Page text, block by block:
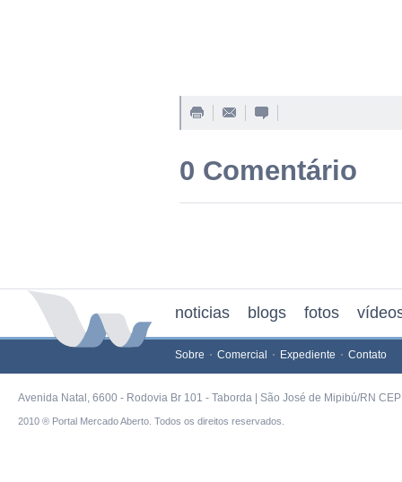
0 Comentário
noticias blogs fotos
Sobre Comercial Expediente Contato
Avenida Natal, 6600 - Rodovia Br 101 - Taborda | São José de Mipibú/RN
2010 ® Portal Mercado Aberto. Todos os direitos reservados.